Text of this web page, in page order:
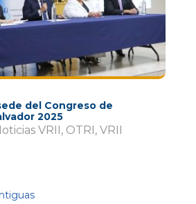
del Congreso de
2025
VRII , OTRI , VRII